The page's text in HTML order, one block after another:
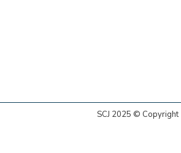
SCJ 2025 © Copyright